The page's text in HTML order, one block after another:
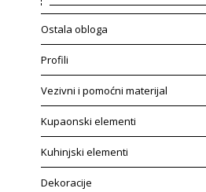
Ostala obloga
Profili
Vezivni i pomoćni materijal
Kupaonski elementi
Kuhinjski elementi
Dekoracije